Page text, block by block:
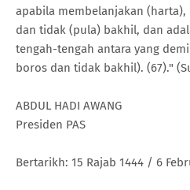
apabila membelanjakan
dan tidak (pula) bakhil, dan
tengah-tengah antara yang
boros dan tidak bakhil). (67)."
ABDUL HADI AWANG
Presiden PAS
Bertarikh: 15 Rajab 1444 / 6